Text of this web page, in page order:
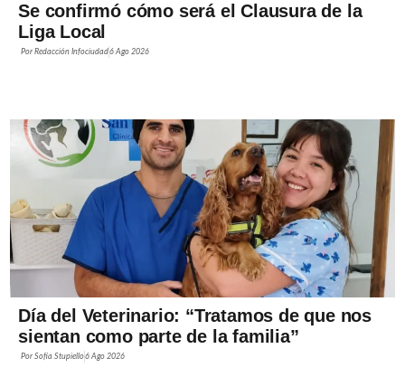
Se confirmó cómo será el Clausura de la
Liga Local
PorRedacción Infociudad6 Ago 2026
Día del Veterinario: “Tratamos de que nos
sientan como parte de la familia”
PorSofía Stupiello6 Ago 2026